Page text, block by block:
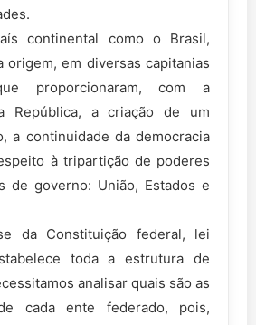
como o Brasil,
origem, em diversas capitanias
proporcionaram, com a
República, a criação de um
a continuidade da democracia
à tripartição de poderes
de governo: União, Estados e
Constituição federal, lei
toda a estrutura de
analisar quais são as
cada ente federado, pois,